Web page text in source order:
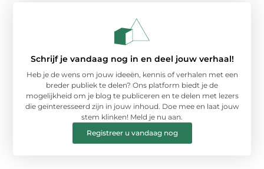
Schrijf je vandaag nog in en deel jouw verhaal!
Heb je de wens om jouw ideeën, kennis of verhalen met een
breder publiek te delen? Ons platform biedt je de
mogelijkheid om je blog te publiceren en te delen met lezers
die geïnteresseerd zijn in jouw inhoud. Doe mee en laat jouw
stem klinken! Meld je nu aan.
Registreer u vandaag nog